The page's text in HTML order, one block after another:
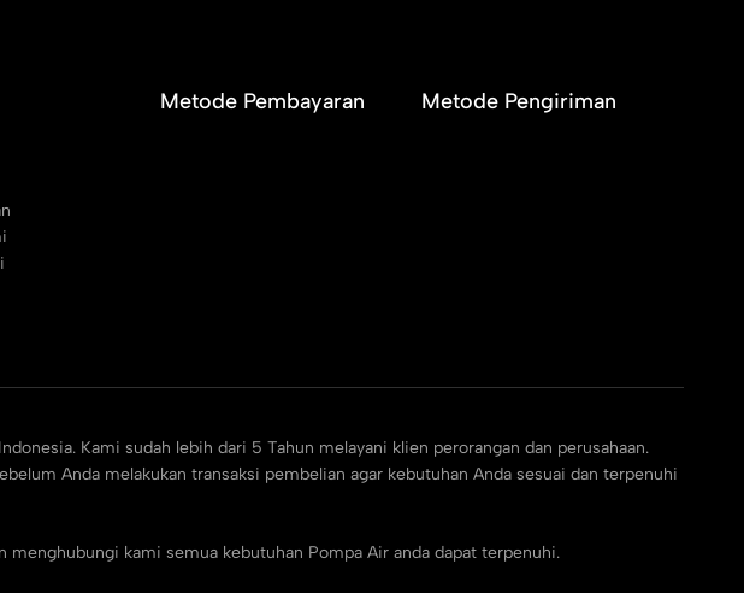
Metode Pembayaran Metode Pengiriman
Kami sudah lebih dari 5 Tahun melayani klien perorangan dan perusahaan.
Anda melakukan transaksi pembelian agar kebutuhan Anda sesuai dan terpenuhi
menghubungi kami semua kebutuhan Pompa Air anda dapat terpenuhi.